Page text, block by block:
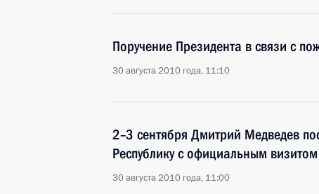
Поручение Президента в связи с
30 августа 2010 года, 11:10
2–3 сентября Дмитрий Медведев
Республику с официальным визитом
30 августа 2010 года, 11:00